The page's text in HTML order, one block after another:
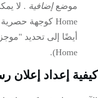
موضعإضافية .
Home كوجهة حصرية لإعلاناتك.
Home).
كيفية إعداد إعلان